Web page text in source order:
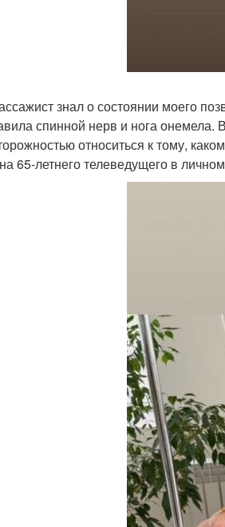
знал о состоянии моего
спинной нерв и нога
относиться к тому,
65-летнего телеведущего в